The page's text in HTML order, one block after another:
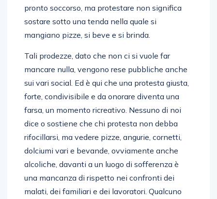
pronto soccorso, ma protestare non significa
sostare sotto una tenda nella quale si
mangiano pizze, si beve e si brinda.
Tali prodezze, dato che non ci si vuole far
mancare nulla, vengono rese pubbliche anche
sui vari social. Ed è qui che una protesta giusta,
forte, condivisibile e da onorare diventa una
farsa, un momento ricreativo. Nessuno di noi
dice o sostiene che chi protesta non debba
rifocillarsi, ma vedere pizze, angurie, cornetti,
dolciumi vari e bevande, ovviamente anche
alcoliche, davanti a un luogo di sofferenza è
una mancanza di rispetto nei confronti dei
malati, dei familiari e dei lavoratori. Qualcuno